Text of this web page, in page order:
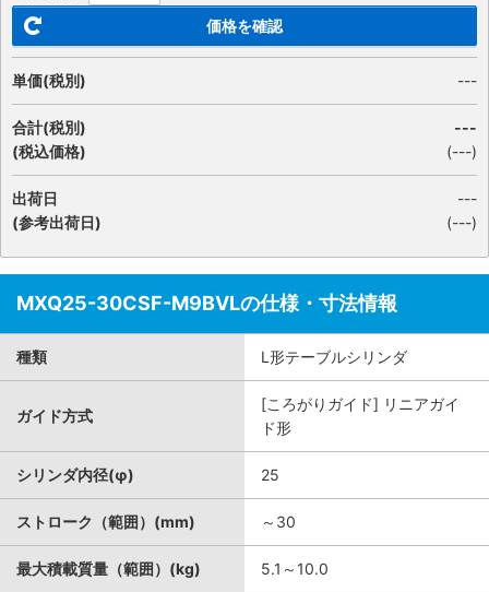
価格を確認
単価(税別) ---
合計(税別)
(税込価格)
---
(---)
出荷日
(参考出荷日)
---
(---)
MXQ25-30CSF-M9BVLの仕様・寸法情報
種類 L形テーブルシリンダ
ガイド方式
[ころがりガイド] リニアガイ
ド形
シリンダ内径(φ) 25
ストローク（範囲）(mm) ～30
最大積載質量（範囲）(kg) 5.1～10.0